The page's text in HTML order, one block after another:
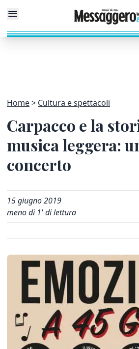
Home Cultura e spettacoli
Carpacco e la
musica leggera:
concerto
15 giugno 2019
meno di 1' di lettura